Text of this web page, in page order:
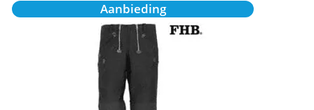
Aanbieding
prijs
was:
€97,66.
prijs
is:
€87,88.
Dit
product
heeft
meerdere
variaties.
Deze